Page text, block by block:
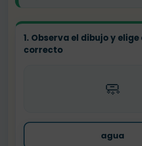
1. Observa el dibujo y
correcto
🧼
agua